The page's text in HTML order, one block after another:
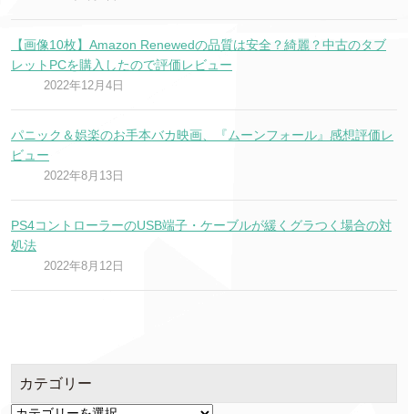
【画像10枚】Amazon Renewedの品質は安全？綺麗？中古のタブ
レットPCを購入したので評価レビュー
2022年12月4日
パニック＆娯楽のお手本バカ映画、『ムーンフォール』感想評価レ
ビュー
2022年8月13日
PS4コントローラーのUSB端子・ケーブルが緩くグラつく場合の対
処法
2022年8月12日
カテゴリー